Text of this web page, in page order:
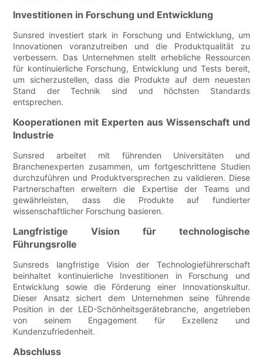
Investitionen in Forschung und Entwicklung
Sunsred investiert stark in Forschung und Entwicklung, um
Innovationen voranzutreiben und die Produktqualität zu
verbessern. Das Unternehmen stellt erhebliche Ressourcen
für kontinuierliche Forschung, Entwicklung und Tests bereit,
um sicherzustellen, dass die Produkte auf dem neuesten
Stand der Technik sind und höchsten Standards
entsprechen.
Kooperationen mit Experten aus Wissenschaft und
Industrie
Sunsred arbeitet mit führenden Universitäten und
Branchenexperten zusammen, um fortgeschrittene Studien
durchzuführen und Produktversprechen zu validieren. Diese
Partnerschaften erweitern die Expertise der Teams und
gewährleisten, dass die Produkte auf fundierter
wissenschaftlicher Forschung basieren.
Langfristige Vision für technologische
Führungsrolle
Sunsreds langfristige Vision der Technologieführerschaft
beinhaltet kontinuierliche Investitionen in Forschung und
Entwicklung sowie die Förderung einer Innovationskultur.
Dieser Ansatz sichert dem Unternehmen seine führende
Position in der LED-Schönheitsgerätebranche, angetrieben
von seinem Engagement für Exzellenz und
Kundenzufriedenheit.
Abschluss